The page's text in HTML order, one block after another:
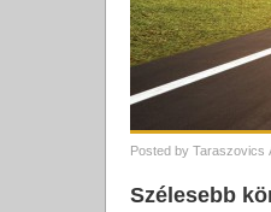
Posted by Taraszovics
Szélesebb